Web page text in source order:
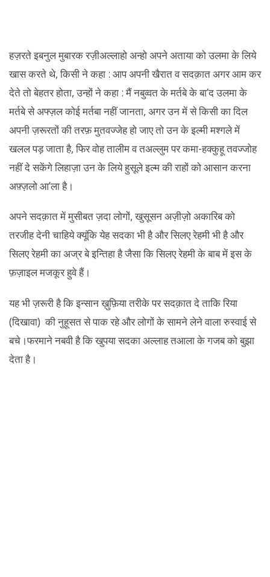
हज़रते इबनुल मुबारक रज़ीअल्लाहो अन्हो अपने अताया को उलमा के लिये
खास करते थे, किसी ने कहा : आप अपनी खैरात व सदक़ात अगर आम कर
देते तो बेहतर होता, उन्हों ने कहा : मैं नबुव्वत के मर्तबे के बा’द उलमा के
मर्तबे से अफ्ज़ल कोई मर्तबा नहीं जानता, अगर उन में से किसी का दिल
अपनी ज़रूरतों की तरफ़ मुतवज्जेह हो जाए तो उन के इल्मी मश्गले में
खलल पड़ जाता है, फिर वोह तालीम व तअल्लुम पर कमा-हक्कुहू तवज्जोह
नहीं दे सकेंगे लिहाज़ा उन के लिये हुसूले इल्म की राहों को आसान करना
अफ़्ज़लो आ’ला है।
अपने सदक़ात में मुसीबत ज़दा लोगों, खुसूसन अज़ीज़ो अकारिब को
तरजीह देनी चाहिये क्यूंकि येह सदका भी है और सिलए रेहमी भी है और
सिलए रेहमी का अज्र बे इन्तिहा है जैसा कि सिलए रेहमी के बाब में इस के
फ़ज़ाइल मजकूर हुवे हैं।
यह भी ज़रूरी है कि इन्सान ख़ुफ़िया तरीके पर सदक़ात दे ताकि रिया
(दिखावा) की नुहूसत से पाक रहे और लोगों के सामने लेने वाला रुस्वाई से
बचे।फरमाने नबवी है कि खुपया सदका अल्लाह तआला के गजब को बुझा
देता है।